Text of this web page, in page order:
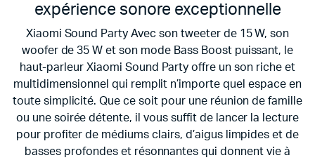
expérience sonore exceptionnelle
Xiaomi Sound Party Avec son tweeter de 15 W, son
woofer de 35 W et son mode Bass Boost puissant, le
haut-parleur Xiaomi Sound Party offre un son riche et
multidimensionnel qui remplit n’importe quel espace en
toute simplicité. Que ce soit pour une réunion de famille
ou une soirée détente, il vous suffit de lancer la lecture
pour profiter de médiums clairs, d’aigus limpides et de
basses profondes et résonnantes qui donnent vie à